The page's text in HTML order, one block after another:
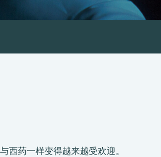
西药一样变得越来越受欢迎。